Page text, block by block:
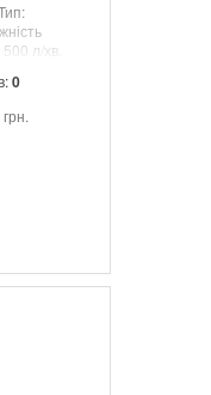
500 л/хв.
0
грн.